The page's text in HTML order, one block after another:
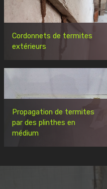
Cordonnets de termites
extérieurs
Propagation de termites
par des plinthes en
médium